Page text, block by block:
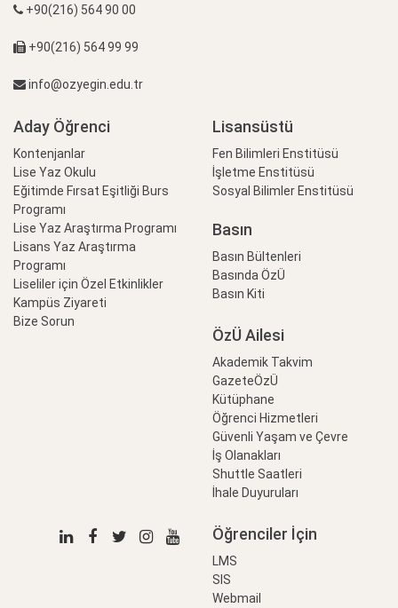
+90(216) 564 90 00
+90(216) 564 99 99
info@ozyegin.edu.tr
Aday Öğrenci
Kontenjanlar
Lise Yaz Okulu
Eğitimde Fırsat Eşitliği Burs
Programı
Lise Yaz Araştırma Programı
Lisans Yaz Araştırma
Programı
Liseliler için Özel Etkinlikler
Kampüs Ziyareti
Bize Sorun
Lisansüstü
Fen Bilimleri Enstitüsü
İşletme Enstitüsü
Sosyal Bilimler Enstitüsü
Basın
Basın Bültenleri
Basında ÖzÜ
Basın Kiti
ÖzÜ Ailesi
Akademik Takvim
GazeteÖzÜ
Kütüphane
Öğrenci Hizmetleri
Güvenli Yaşam ve Çevre
İş Olanakları
Shuttle Saatleri
İhale Duyuruları
Öğrenciler İçin
LMS
SIS
Webmail